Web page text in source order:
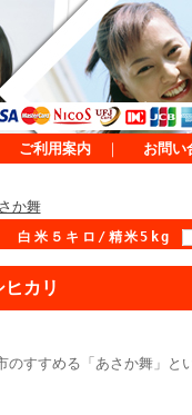
ご利用案内 ｜ お問い
か舞
白米５キロ/精米5kg
カリ
すすめる「あさか舞」と